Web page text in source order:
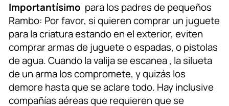
Importantísimo para los padres de pequeños
Rambo: Por favor, si quieren comprar un juguete
para la criatura estando en el exterior, eviten
comprar armas de juguete o espadas, o pistolas
de agua. Cuando la valija se escanea , la silueta
de un arma los compromete, y quizás los
demore hasta que se aclare todo. Hay inclusive
compañías aéreas que requieren que se